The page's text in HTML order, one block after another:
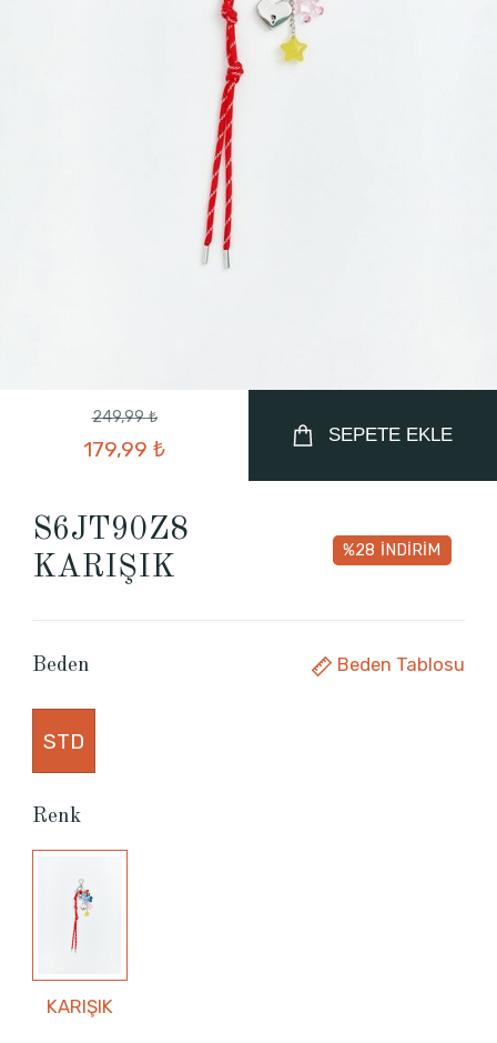
249,99 ₺
179,99 ₺
SEPETE EKLE
S6JT90Z8
KARIŞIK
%28 İNDİRİM
Beden Beden Tablosu
STD
Renk
KARIŞIK